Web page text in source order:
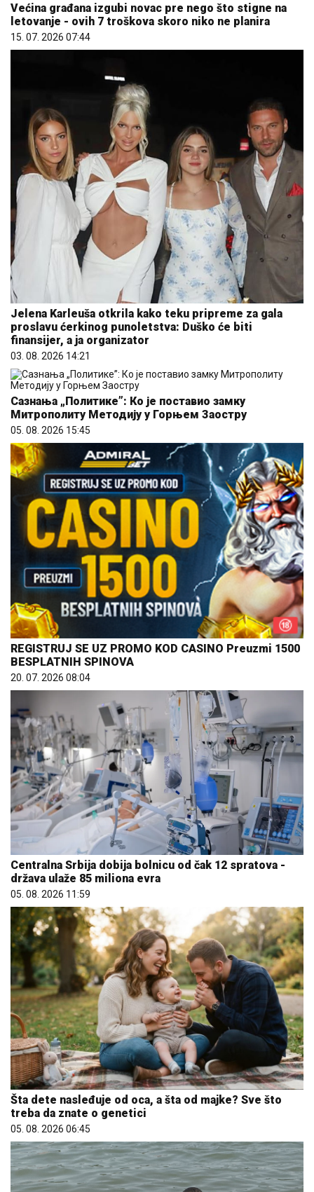
Većina građana izgubi novac pre nego što stigne na
letovanje - ovih 7 troškova skoro niko ne planira
15. 07. 2026 07:44
Jelena Karleuša otkrila kako teku pripreme za gala
proslavu ćerkinog punoletstva: Duško će biti
finansijer, a ja organizator
03. 08. 2026 14:21
Сазнања „Политике”: Ко је поставио замку
Митрополиту Методију у Горњем Заостру
05. 08. 2026 15:45
REGISTRUJ SE UZ PROMO KOD CASINO Preuzmi 1500
BESPLATNIH SPINOVA
20. 07. 2026 08:04
Centralna Srbija dobija bolnicu od čak 12 spratova -
država ulaže 85 miliona evra
05. 08. 2026 11:59
Šta dete nasleđuje od oca, a šta od majke? Sve što
treba da znate o genetici
05. 08. 2026 06:45